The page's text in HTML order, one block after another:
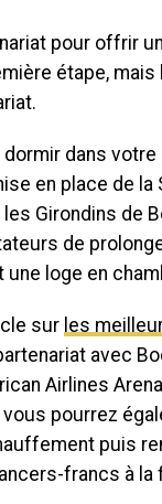
pour offrir
étape,
dans
en place de la
Girondins de
de
loge en
sur les
avec
Airlines
pourrez
puis
francs à la